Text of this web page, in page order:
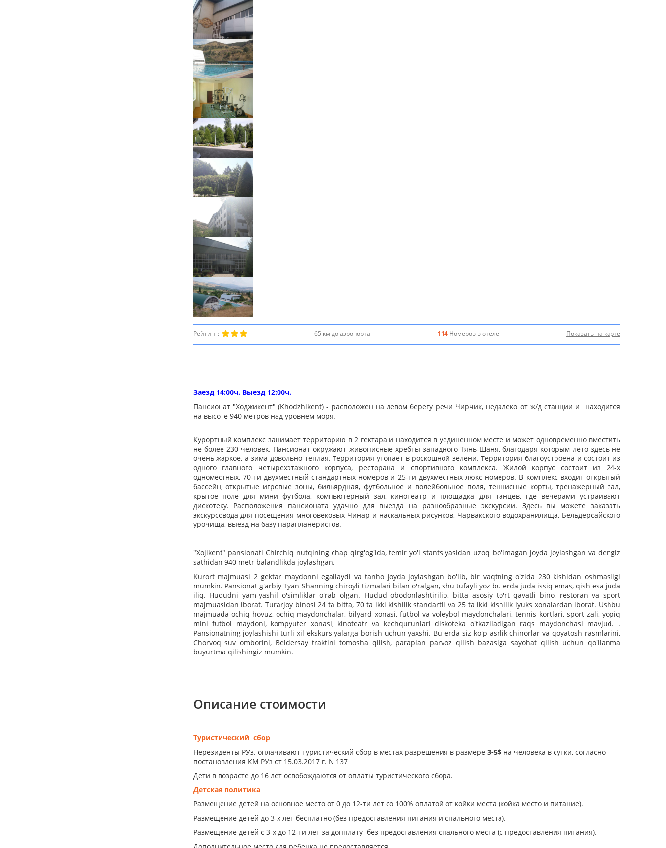
Рейтинг: 65 км до аэропорта 114 Номеров в отеле Показать на карте
Заезд 14:00ч. Выезд 12:00ч.
Пансионат "Ходжикент" (Khodzhikent) - расположен на левом берегу речи Чирчик, недалеко от ж/д станции и находится
на высоте 940 метров над уровнем моря.
Курортный комплекс занимает территорию в 2 гектара и находится в уединенном месте и может одновременно вместить
не более 230 человек. Пансионат окружают живописные хребты западного Тянь-Шаня, благодаря которым лето здесь не
очень жаркое, а зима довольно теплая. Территория утопает в роскошной зелени. Территория благоустроена и состоит из
одного главного четырехэтажного корпуса, ресторана и спортивного комплекса. Жилой корпус состоит из 24-х
одноместных, 70-ти двухместный стандартных номеров и 25-ти двухместных люкс номеров. В комплекс входит открытый
бассейн, открытые игровые зоны, бильярдная, футбольное и волейбольное поля, теннисные корты, тренажерный зал,
крытое поле для мини футбола, компьютерный зал, кинотеатр и площадка для танцев, где вечерами устраивают
дискотеку. Расположения пансионата удачно для выезда на разнообразные экскурсии. Здесь вы можете заказать
экскурсовода для посещения многовековых Чинар и наскальных рисунков, Чарвакского водохранилища, Бельдерсайского
урочища, выезд на базу парапланеристов.
"Xojikent" pansionati Chirchiq nutqining chap qirg'og'ida, temir yo'l stantsiyasidan uzoq bo'lmagan joyda joylashgan va dengiz
sathidan 940 metr balandlikda joylashgan.
Kurort majmuasi 2 gektar maydonni egallaydi va tanho joyda joylashgan bo'lib, bir vaqtning o'zida 230 kishidan oshmasligi
mumkin. Pansionat g'arbiy Tyan-Shanning chiroyli tizmalari bilan o'ralgan, shu tufayli yoz bu erda juda issiq emas, qish esa juda
iliq. Hududni yam-yashil o'simliklar o'rab olgan. Hudud obodonlashtirilib, bitta asosiy to'rt qavatli bino, restoran va sport
majmuasidan iborat. Turarjoy binosi 24 ta bitta, 70 ta ikki kishilik standartli va 25 ta ikki kishilik lyuks xonalardan iborat. Ushbu
majmuada ochiq hovuz, ochiq maydonchalar, bilyard xonasi, futbol va voleybol maydonchalari, tennis kortlari, sport zali, yopiq
mini futbol maydoni, kompyuter xonasi, kinoteatr va kechqurunlari diskoteka o'tkaziladigan raqs maydonchasi mavjud. .
Pansionatning joylashishi turli xil ekskursiyalarga borish uchun yaxshi. Bu erda siz ko'p asrlik chinorlar va qoyatosh rasmlarini,
Chorvoq suv omborini, Beldersay traktini tomosha qilish, paraplan parvoz qilish bazasiga sayohat qilish uchun qo'llanma
buyurtma qilishingiz mumkin.
Описание стоимости
Туристический сбор
Нерезиденты РУз. оплачивают туристический сбор в местах разрешения в размере 3-5$на человека в сутки, согласно
постановления КМ РУз от 15.03.2017 г. N 137
Дети в возрасте до 16 лет освобождаются от оплаты туристического сбора.
Детская политика
Размещение детей на основное место от 0 до 12-ти лет со 100% оплатой от койки места (койка место и питание).
Размещение детей до 3-х лет бесплатно (без предоставления питания и спального места).
Размещение детей с 3-х до 12-ти лет за допплату без предоставления спального места (с предоставления питания).